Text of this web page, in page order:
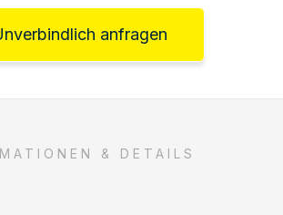
anfragen
& DETAILS